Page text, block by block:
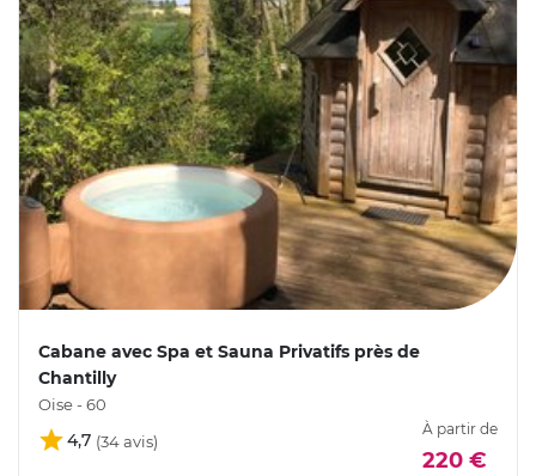
Cabane avec Spa et Sauna Privatifs près de
Chantilly
Oise - 60
4,7
À partir de
220 €